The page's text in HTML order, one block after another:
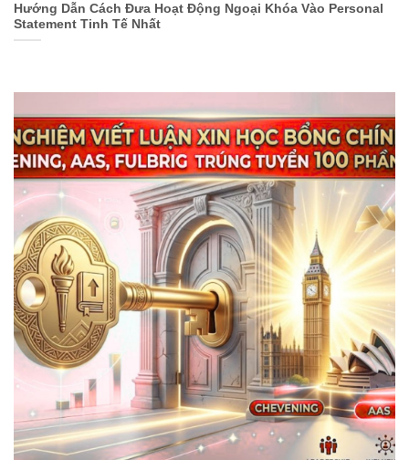
Hướng Dẫn Cách Đưa Hoạt Động Ngoại Khóa Vào Personal
Statement Tinh Tế Nhất